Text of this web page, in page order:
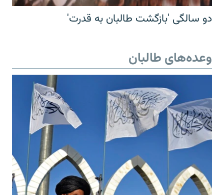
دو سالگی 'بازگشت طالبان به قدرت'
وعده‌های طالبان